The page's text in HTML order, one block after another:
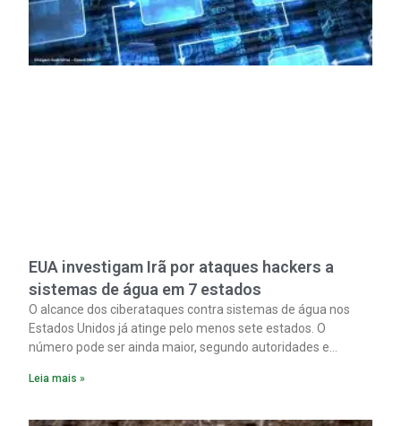
EUA investigam Irã por ataques hackers a
sistemas de água em 7 estados
O alcance dos ciberataques contra sistemas de água nos
Estados Unidos já atinge pelo menos sete estados. O
número pode ser ainda maior, segundo autoridades e
para proteger o abastecimento de água do país contra uma
Leia mais »